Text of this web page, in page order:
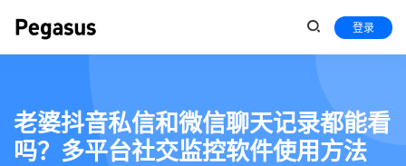
登录
老婆抖音私信和微信聊天记录都能看
吗？多平台社交监控软件使用方法